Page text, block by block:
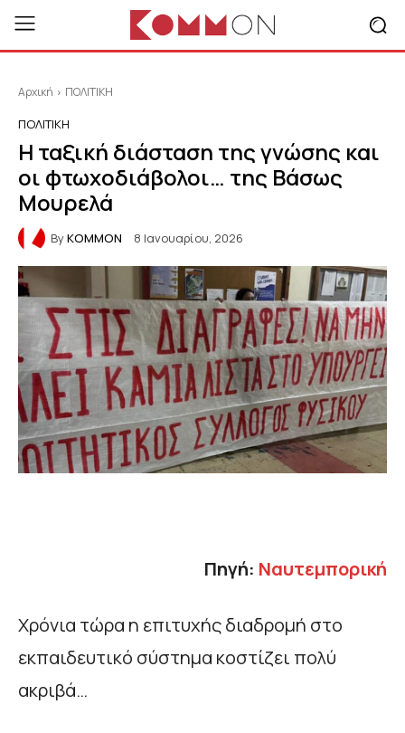
Αρχική ΠΟΛΙΤΙΚΗ
ΠΟΛΙΤΙΚΗ
Η ταξική διάσταση της γνώσης και
οι φτωχοδιάβολοι… της Βάσως
Μουρελά
ByKOMMON 8 Ιανουαρίου, 2026
Πηγή: Ναυτεμπορική
Χρόνια τώρα η επιτυχής διαδρομή στο
εκπαιδευτικό σύστημα κοστίζει πολύ
ακριβά…